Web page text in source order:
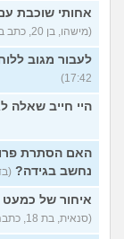
אחותי שוכבת
(מישהו, בן 20, כתב ב-03/08/26 17:53)
לעבור מגוב
17:42)
היי חייב שאלה
האם הסתרת
נחשב בגידה?
איחור של כמעט
(סנאית, בת 18, כתבה ב-03/08/26 17:13)